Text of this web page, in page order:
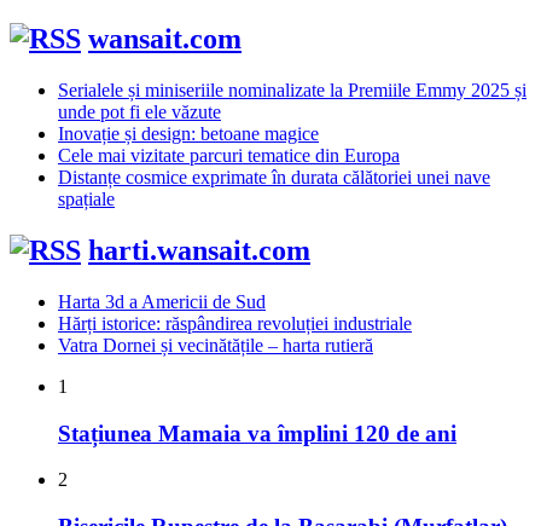
wansait.com
Serialele și miniseriile nominalizate la Premiile Emmy 2025 și
unde pot fi ele văzute
Inovație și design: betoane magice
Cele mai vizitate parcuri tematice din Europa
Distanțe cosmice exprimate în durata călătoriei unei nave
spațiale
harti.wansait.com
Harta 3d a Americii de Sud
Hărți istorice: răspândirea revoluției industriale
Vatra Dornei și vecinătățile – harta rutieră
1
June
2024
Stațiunea Mamaia va împlini 120 de ani
2